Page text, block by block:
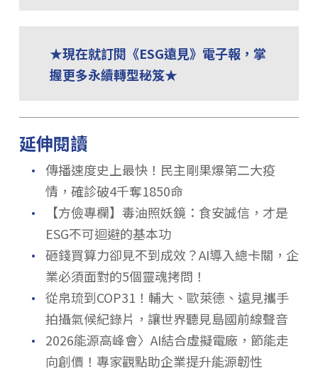
★現在就訂閱《ESG遠見》電子報，掌
握更多永續轉型秘笈★
延伸閱讀
． 傳播速度史上最快！民主剛果爆第二大疫
情，確診破4千奪1850命
．
【方儉專欄】毒油照妖鏡：食安誠信，才是
ESG不可迴避的基本功
． 砸錢買算力卻見不到成效？AI導入總卡關，企
業必須面對的5個靈魂拷問！
． 從帛琉到COP31！輔大、歐萊德、遠見攜手
拍攝氣候紀錄片，讓世界聽見島國前線聲音
．
2026能源高峰會〉AI結合虛擬電廠，節能走
向創價！專家觀點助企業提升能源韌性